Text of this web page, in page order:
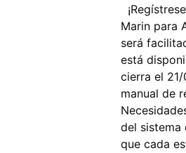
Marin para
será
está
cierra el
manual de
del sistema
que cada